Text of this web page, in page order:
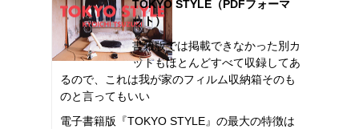
TOKYO STYLE（PDFフォーマ
ット）
書籍版では掲載できなかった別カ
ットもほとんどすべて収録してあ
るので、これは我が家のフィルム収納箱そのも
のと言ってもいい
電子書籍版『TOKYO STYLE』の最大の特徴は